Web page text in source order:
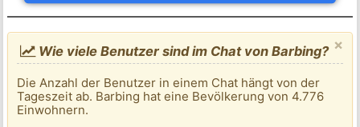
×
Wie viele Benutzer sind im Chat von Barbing?
Die Anzahl der Benutzer in einem Chat hängt von der
Tageszeit ab. Barbing hat eine Bevölkerung von 4.776
Einwohnern.